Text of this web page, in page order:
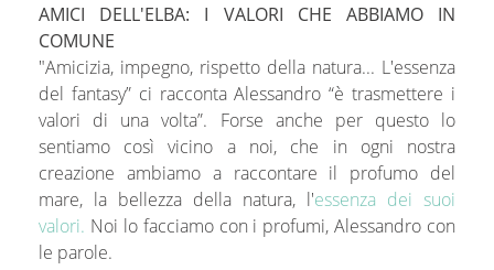
AMICI DELL'ELBA: I VALORI CHE ABBIAMO IN
COMUNE
"Amicizia, impegno, rispetto della natura... L'essenza
del fantasy” ci racconta Alessandro “è trasmettere i
valori di una volta”. Forse anche per questo lo
sentiamo così vicino a noi, che in ogni nostra
creazione ambiamo a raccontare il profumo del
mare, la bellezza della natura, l'essenza dei suoi
valori. Noi lo facciamo con i profumi, Alessandro con
le parole.